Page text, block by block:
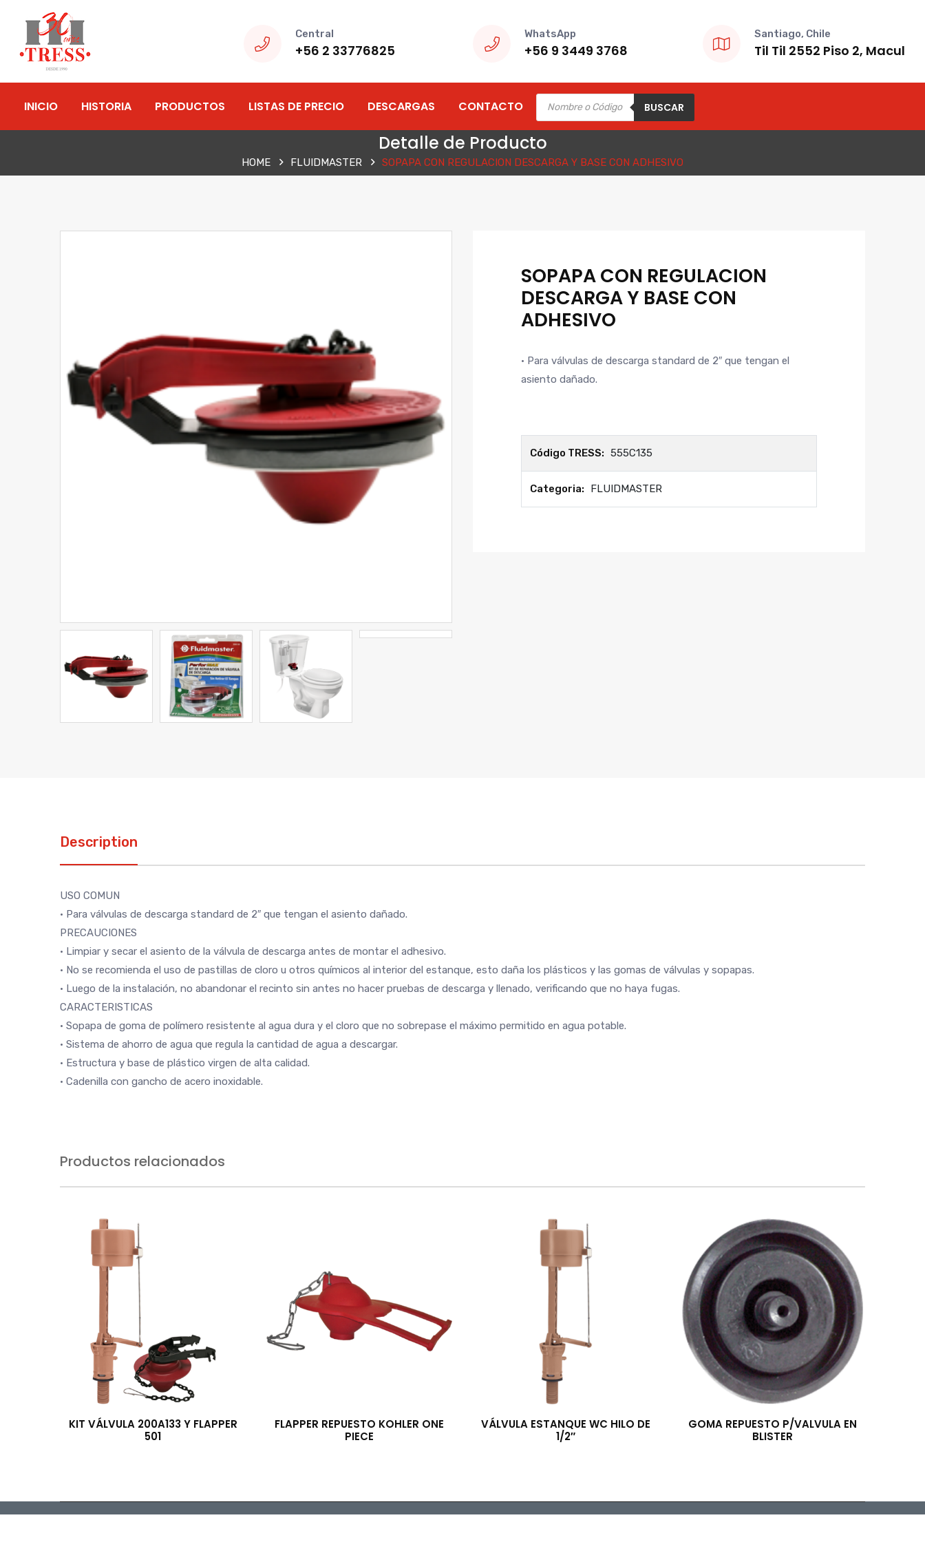
Central
+56 2 33776825
WhatsApp
+56 9 3449 3768
Santiago, Chile
Til Til 2552 Piso 2, Macul
INICIO HISTORIA PRODUCTOS LISTAS DE PRECIO DESCARGAS CONTACTO
Products
search
BUSCAR
Detalle de Producto
HOME FLUIDMASTER SOPAPA CON REGULACION DESCARGA Y BASE CON ADHESIVO
SOPAPA CON REGULACION
DESCARGA Y BASE CON
ADHESIVO
• Para válvulas de descarga standard de 2″ que tengan el
asiento dañado.
Código TRESS: 555C135
Categoria: FLUIDMASTER
Description
USO COMUN
• Para válvulas de descarga standard de 2″ que tengan el asiento dañado.
PRECAUCIONES
• Limpiar y secar el asiento de la válvula de descarga antes de montar el adhesivo.
• No se recomienda el uso de pastillas de cloro u otros químicos al interior del estanque, esto daña los plásticos y las gomas de válvulas y sopapas.
• Luego de la instalación, no abandonar el recinto sin antes no hacer pruebas de descarga y llenado, verificando que no haya fugas.
CARACTERISTICAS
• Sopapa de goma de polímero resistente al agua dura y el cloro que no sobrepase el máximo permitido en agua potable.
• Sistema de ahorro de agua que regula la cantidad de agua a descargar.
• Estructura y base de plástico virgen de alta calidad.
• Cadenilla con gancho de acero inoxidable.
Productos relacionados
KIT VÁLVULA 200A133 Y FLAPPER
501
FLAPPER REPUESTO KOHLER ONE
PIECE
VÁLVULA ESTANQUE WC HILO DE
1/2″
GOMA REPUESTO P/VALVULA EN
BLISTER